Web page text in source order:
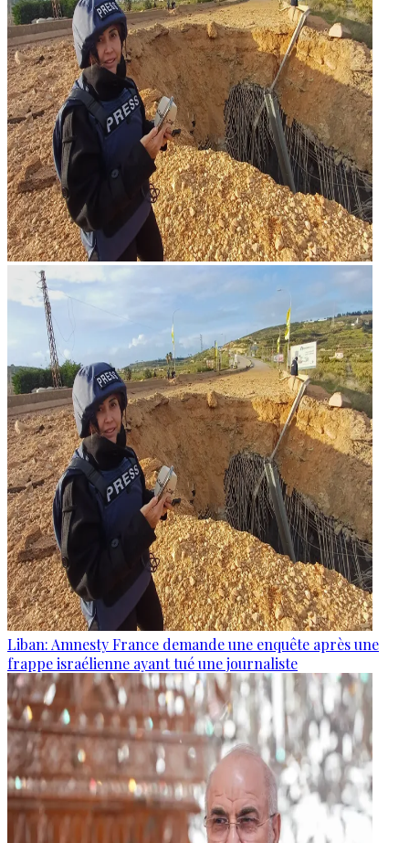
Liban: Amnesty France demande une enquête après une
frappe israélienne ayant tué une journaliste